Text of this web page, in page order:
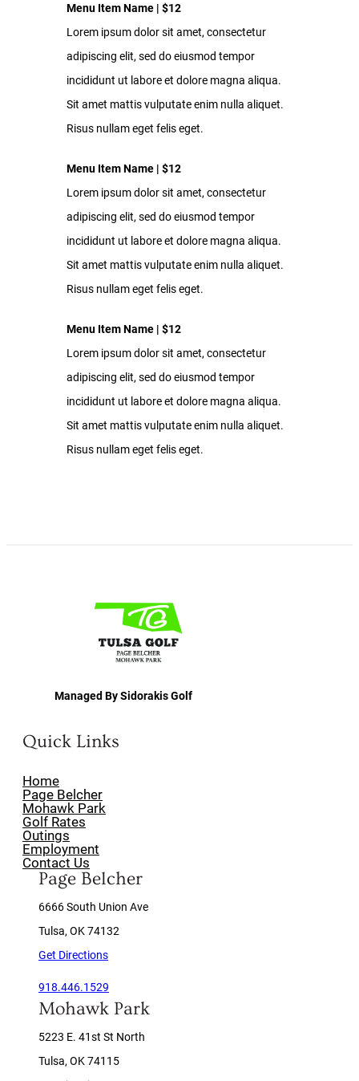
Menu Item Name | $12
Lorem ipsum dolor sit amet, consectetur
adipiscing elit, sed do eiusmod tempor
incididunt ut labore et dolore magna aliqua.
Sit amet mattis vulputate enim nulla aliquet.
Risus nullam eget felis eget.
Menu Item Name | $12
Lorem ipsum dolor sit amet, consectetur
adipiscing elit, sed do eiusmod tempor
incididunt ut labore et dolore magna aliqua.
Sit amet mattis vulputate enim nulla aliquet.
Risus nullam eget felis eget.
Menu Item Name | $12
Lorem ipsum dolor sit amet, consectetur
adipiscing elit, sed do eiusmod tempor
incididunt ut labore et dolore magna aliqua.
Sit amet mattis vulputate enim nulla aliquet.
Risus nullam eget felis eget.
Managed By Sidorakis Golf
Quick Links
Home
Page Belcher
Mohawk Park
Golf Rates
Outings
Employment
Contact Us
Page Belcher
6666 South Union Ave
Tulsa, OK 74132
Get Directions
918.446.1529
Mohawk Park
5223 E. 41st St North
Tulsa, OK 74115